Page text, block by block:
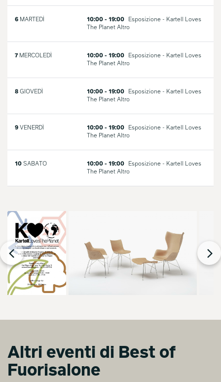
6 MARTEDÌ 10:00 - 19:00
Esposizione - Kartell Loves
The PlanetAltro
7MERCOLEDÌ 10:00 - 19:00
Esposizione - Kartell Loves
The PlanetAltro
8 GIOVEDÌ 10:00 - 19:00
Esposizione - Kartell Loves
The PlanetAltro
9 VENERDÌ 10:00 - 19:00
Esposizione - Kartell Loves
The PlanetAltro
10 SABATO 10:00 - 19:00
Esposizione - Kartell Loves
The PlanetAltro
Altri eventi di Best of
Fuorisalone